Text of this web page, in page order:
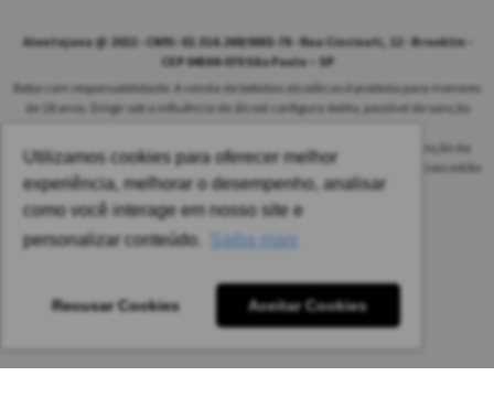
Utilizamos cookies para oferecer melhor
experiência, melhorar o desempenho, analisar
como você interage em nosso site e
personalizar conteúdo.
Saiba mais
Recusar Cookies Aceitar Cookies
Alentejana @ 2022 - CNPJ: 02.314.269/0001-78 - Rua Cincinati, 12 - Brooklin -
CEP 04564-070 São Paulo – SP
Beba com responsabilidade. A venda de bebidas alcoólicas é proibida para menores
de 18 anos. Dirigir sob a influência de álcool configura delito, passível de sanção
As safras dos vinhos poderão ser diferentes das informadas no site em função da
disponibilidade do nosso estoque. Alteração de preços e condições comerciais estão
sujeitas a alteração sem aviso prévio.
Pedido mínimo: R$ 1.650,00 para todas as regiões.
Imagens meramente ilustrativas.